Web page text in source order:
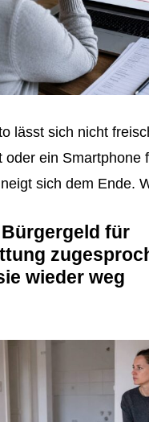
lässt sich nicht
oder ein Smartphone
sich dem Ende.
für
wieder weg